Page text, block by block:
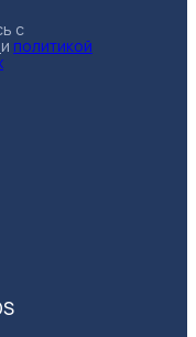
с
и политикой